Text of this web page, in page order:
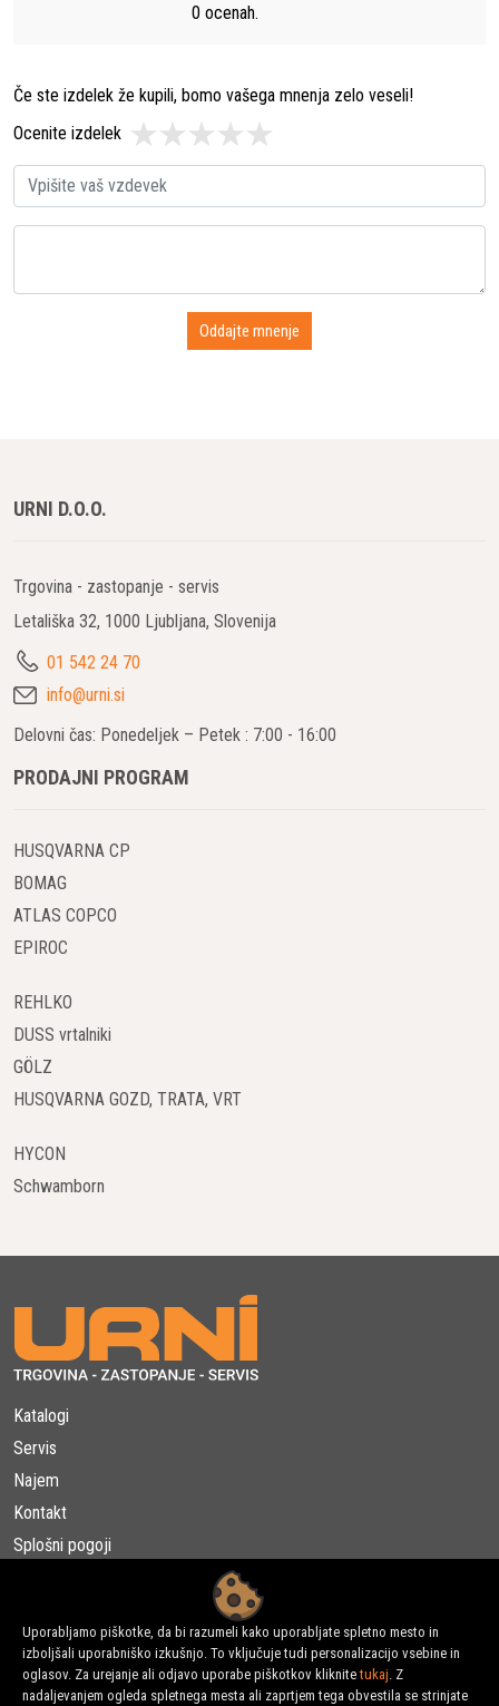
0 ocenah.
Če ste izdelek že kupili, bomo vašega mnenja zelo veseli!
Ocenite izdelek
Uporabljamo piškotke, da bi razumeli kako uporabljate spletno mesto in
izboljšali uporabniško izkušnjo. To vključuje tudi personalizacijo vsebine in
oglasov. Za urejanje ali odjavo uporabe piškotkov kliknitetukaj. Z
nadaljevanjem ogleda spletnega mesta ali zaprtjem tega obvestila se strinjate
URNI D.O.O.
Trgovina - zastopanje - servis
Letališka 32, 1000 Ljubljana, Slovenija
01 542 24 70
info@urni.si
Delovni čas: Ponedeljek – Petek : 7:00 - 16:00
PRODAJNI PROGRAM
HUSQVARNA CP
BOMAG
ATLAS COPCO
EPIROC
REHLKO
DUSS vrtalniki
GÖLZ
HUSQVARNA GOZD, TRATA, VRT
HYCON
Schwamborn
Katalogi
Servis
Najem
Kontakt
Splošni pogoji
Naložbo izdelave spletne strani, spletne trgovine in rezervacijske
platforme sofinancirata Republika Slovenija in Evropska unija iz